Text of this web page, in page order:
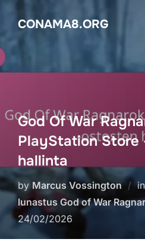
content
CONAMA8.ORG
God Of War
PlayStation Store
hallinta
by Marcus Vossington
lunastus God of War
24/02/2026